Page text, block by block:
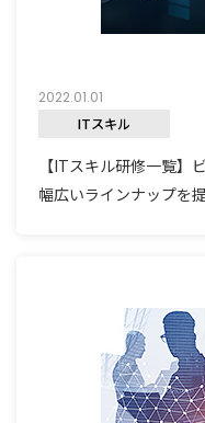
2022.01.01
ITスキル
【ITスキル研修一覧】
幅広いラインナップを